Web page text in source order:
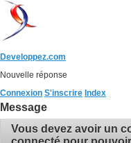
Developpez.com
Nouvelle réponse
Connexion S'inscrire Index
Message
Vous devez avoir un